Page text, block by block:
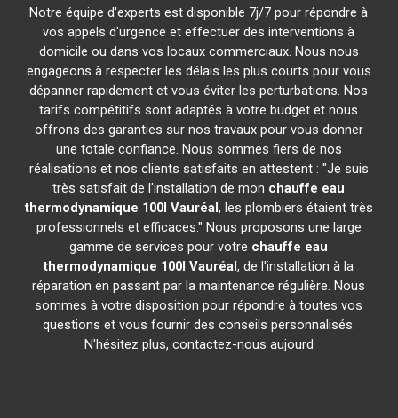
Notre équipe d'experts est disponible 7j/7 pour répondre à
vos appels d'urgence et effectuer des interventions à
domicile ou dans vos locaux commerciaux. Nous nous
engageons à respecter les délais les plus courts pour vous
dépanner rapidement et vous éviter les perturbations. Nos
tarifs compétitifs sont adaptés à votre budget et nous
offrons des garanties sur nos travaux pour vous donner
une totale confiance. Nous sommes fiers de nos
réalisations et nos clients satisfaits en attestent : "Je suis
très satisfait de l'installation de mon chauffe eau
thermodynamique 100l Vauréal, les plombiers étaient très
professionnels et efficaces." Nous proposons une large
gamme de services pour votre chauffe eau
thermodynamique 100l Vauréal, de l'installation à la
réparation en passant par la maintenance régulière. Nous
sommes à votre disposition pour répondre à toutes vos
questions et vous fournir des conseils personnalisés.
N'hésitez plus, contactez-nous aujourd